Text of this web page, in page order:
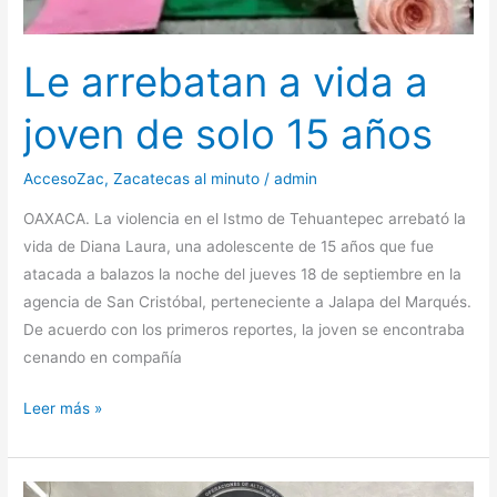
Le arrebatan a vida a
joven de solo 15 años
AccesoZac,Zacatecas al minuto /admin
OAXACA. La violencia en el Istmo de Tehuantepec arrebató la
vida de Diana Laura, una adolescente de 15 años que fue
atacada a balazos la noche del jueves 18 de septiembre en la
agencia de San Cristóbal, perteneciente a Jalapa del Marqués.
De acuerdo con los primeros reportes, la joven se encontraba
cenando en compañía
Le
a
vida
Leer más »